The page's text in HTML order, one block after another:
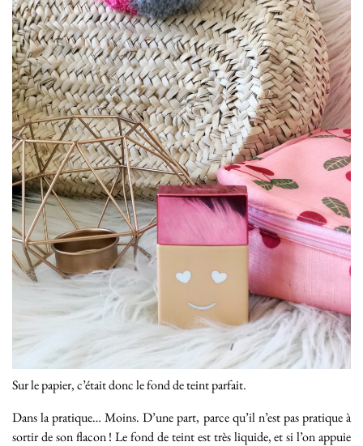
Sur le papier, c’était donc le fond de teint parfait.
Dans la pratique… Moins. D’une part, parce qu’il n’est pas pratique à
sortir de son flacon ! Le fond de teint est très liquide, et si l’on appuie